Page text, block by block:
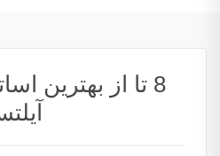
8 تا از بهترین